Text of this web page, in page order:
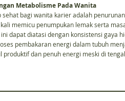
Metabolisme Pada Wanita
bagi wanita karier adalah
memicu penumpukan lemak serta
dapat diatasi dengan konsistensi gaya
pembakaran energi dalam tubuh
dan penuh energi meski di